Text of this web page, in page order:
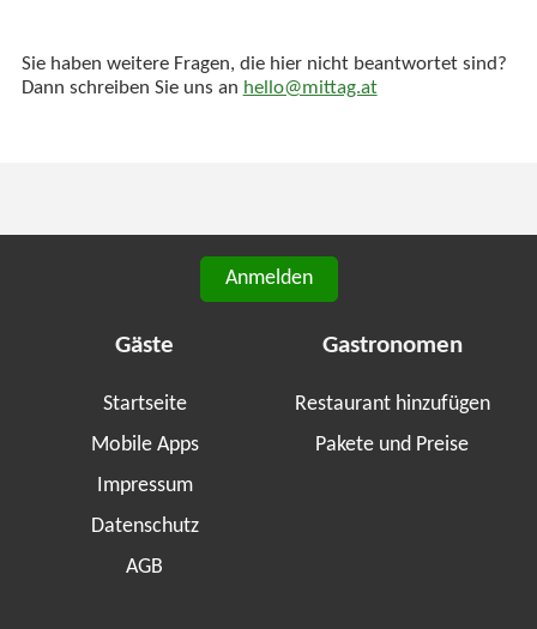
Sie haben weitere Fragen, die hier nicht beantwortet sind?
Dann schreiben Sie uns an hello@mittag.at
Anmelden
Gäste
Startseite
Mobile Apps
Impressum
Datenschutz
AGB
Gastronomen
Restaurant hinzufügen
Pakete und Preise